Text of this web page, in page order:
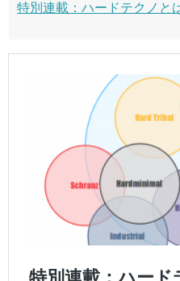
特別連載：ハードテクノと